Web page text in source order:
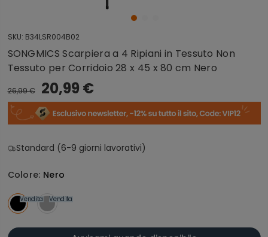
SKU: B34LSR004B02
SONGMICS Scarpiera a 4 Ripiani in Tessuto Non
Tessuto per Corridoio 28 x 45 x 80 cm Nero
26,99 € 20,99 €
Standard (6-9 giorni lavorativi)
Colore: Nero
Vendita Vendita